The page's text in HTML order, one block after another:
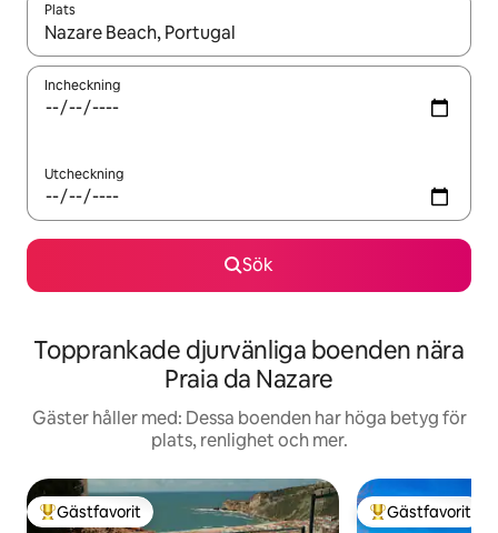
Plats
När resultaten är tillgängliga kan du navigera med upp- och
Incheckning
Utcheckning
Sök
Topprankade djurvänliga boenden nära
Praia da Nazare
Gäster håller med: Dessa boenden har höga betyg för
plats, renlighet och mer.
Populär gästfavorit
Gästfavorit Populär
Gästfavorit